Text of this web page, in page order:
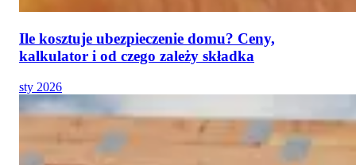
Ile kosztuje ubezpieczenie domu? Ceny,
kalkulator i od czego zależy składka
sty 2026